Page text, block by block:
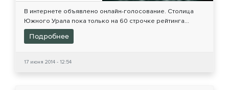
В интернете объявлено онлайн-голосование. Столица
Южного Урала пока только на 60 строчке рейтинга...
Подробнее
17 июня 2014 - 12:54